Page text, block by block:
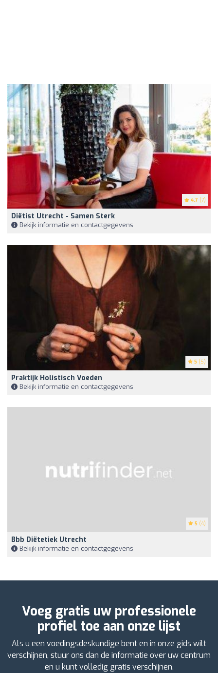
4.7 (7)
Diëtist Utrecht - Samen Sterk
Bekijk informatie en contactgegevens
5 (5)
Praktijk Holistisch Voeden
Bekijk informatie en contactgegevens
5 (4)
Bbb Diëtetiek Utrecht
Bekijk informatie en contactgegevens
Voeg gratis uw professionele
profiel toe aan onze lijst
Als u een voedingsdeskundige bent en in onze gids wilt
verschijnen, stuur ons dan de informatie over uw centrum
en u kunt volledig gratis verschijnen.